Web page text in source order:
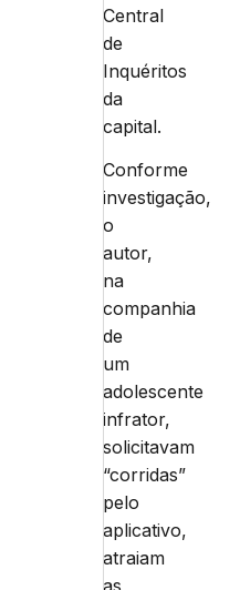
Central
de
Inquéritos
da
capital.
Conforme
investigação,
o
autor,
na
companhia
de
um
adolescente
infrator,
solicitavam
“corridas”
pelo
aplicativo,
atraiam
as